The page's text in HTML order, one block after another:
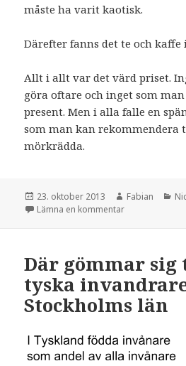
måste ha varit kaotisk.
Därefter fanns det te och kaffe
Allt i allt var det värd priset.
göra oftare och inget som
present. Men i alla falle en
som man kan
mörkrädda.
Postat
23. oktober 2013 Författare
Fabian
Lämna en kommentartill I mörkret
Där gömmar sig
tyska
Stockholms län